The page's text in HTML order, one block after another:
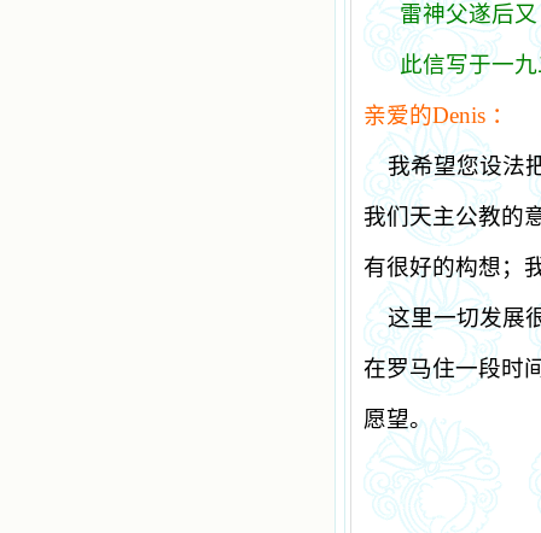
雷神父遂后
此信写于一
亲爱的Denis ：
我希望您设法
我们天主公教的
有很好的构想
这里一切发展
在罗马住一段时
愿望。